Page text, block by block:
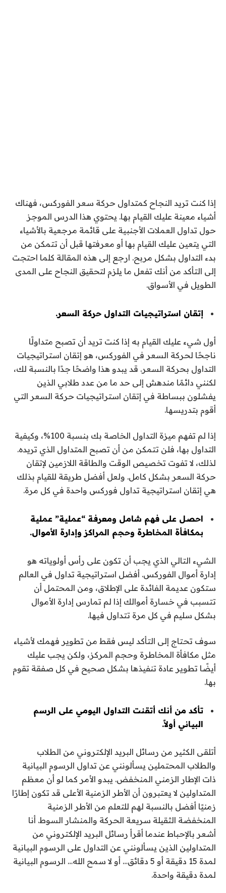
إذا كنت تريد النجاح كمتداول حركة سعر الفوركس، فهناك
أشياء معينة عليك القيام بها. يحتوي هذا الدرس الموجز
حول تداول العملات الأجنبية على قائمة مرجعية بالأشياء
التي يتعين عليك القيام بها أو معرفتها قبل أن تتمكن من
بدء التداول بشكل مربح. ارجع إلى هذه المقالة كلما احتجت
إلى التأكد من أنك تفعل ما يلزم لتحقيق النجاح على المدى
الطويل في الأسواق.
إتقان استراتيجيات التداول حركة السعر.
أول شيء عليك القيام به إذا كنت تريد أن تصبح متداولًا
ناجحًا لحركة السعر في الفوركس، هو إتقان استراتيجيات
التداول بحركة السعر. قد يبدو هذا واضحًا جدًا بالنسبة لك،
لكنني دائمًا مندهش إلى حد ما من عدد طلابي الذين
يفشلون ببساطة في إتقان استراتيجيات حركة السعر التي
أقوم بتدريسها.
إذا لم تفهم ميزة التداول الخاصة بك بنسبة 100%، وكيفية
التداول بها، فلن تتمكن من أن تصبح المتداول الذي تريده.
لذلك، لا تفوت تخصيص الوقت والطاقة اللازمين لإتقان
حركة السعر بشكل كامل. ولعل أفضل طريقة للقيام بذلك
هي إتقان استراتيجية تداول فوركس واحدة في كل مرة.
احصل على فهم شامل ومعرفة “عملية” عملية
بمكافأة المخاطرة وحجم المراكز وإدارة الأموال.
الشيء التالي الذي يجب أن تكون على رأس أولوياته هو
إدارة أموال الفوركس. أفضل استراتيجية تداول في العالم
ستكون عديمة الفائدة على الإطلاق، ومن المحتمل أن
تتسبب في خسارة أموالك إذا لم تمارس إدارة الأموال
بشكل سليم في كل مرة تتداول فيها.
سوف تحتاج إلى التأكد ليس فقط من تطوير فهمك لأشياء
مثل مكافأة المخاطرة وحجم المركز، ولكن يجب عليك
أيضًا تطوير عادة تنفيذها بشكل صحيح في كل صفقة تقوم
بها.
تأكد من أنك أتقنت التداول اليومي على الرسم
البياني أولاً.
أتلقى الكثير من رسائل البريد الإلكتروني من الطلاب
والطلاب المحتملين يسألونني عن تداول الرسوم البيانية
ذات الإطار الزمني المنخفض. يبدو الأمر كما لو أن معظم
المتداولين لا يعتبرون أن الأطر الزمنية الأعلى قد تكون إطارًا
زمنيًا أفضل بالنسبة لهم للتعلم من الأطر الزمنية
المنخفضة الثقيلة سريعة الحركة والمنشار السوط. أنا
أشعر بالإحباط عندما أقرأ رسائل البريد الإلكتروني من
المتداولين الذين يسألونني عن التداول على الرسوم البيانية
لمدة 15 دقيقة أو 5 دقائق… أو لا سمح الله… الرسوم البيانية
لمدة دقيقة واحدة.